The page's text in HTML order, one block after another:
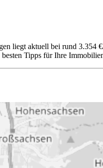
liegt aktuell bei rund 3.354
Tipps für Ihre